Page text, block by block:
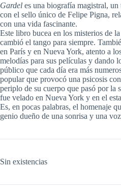
Gardel es una biografía magistral,
con el sello único de Felipe Pigna,
con una vida fascinante.
Este libro bucea en los misterios de
cambió el tango para siempre.
en París y en Nueva York, atento a
melodías para sus películas y dando
público que cada día era más
popular que provocó una psicosis
periplo de su cuerpo que pasó por la
fue velado en Nueva York y en el
Es, en pocas palabras, el homenaje
genio dueño de una sonrisa y una
Sin existencias